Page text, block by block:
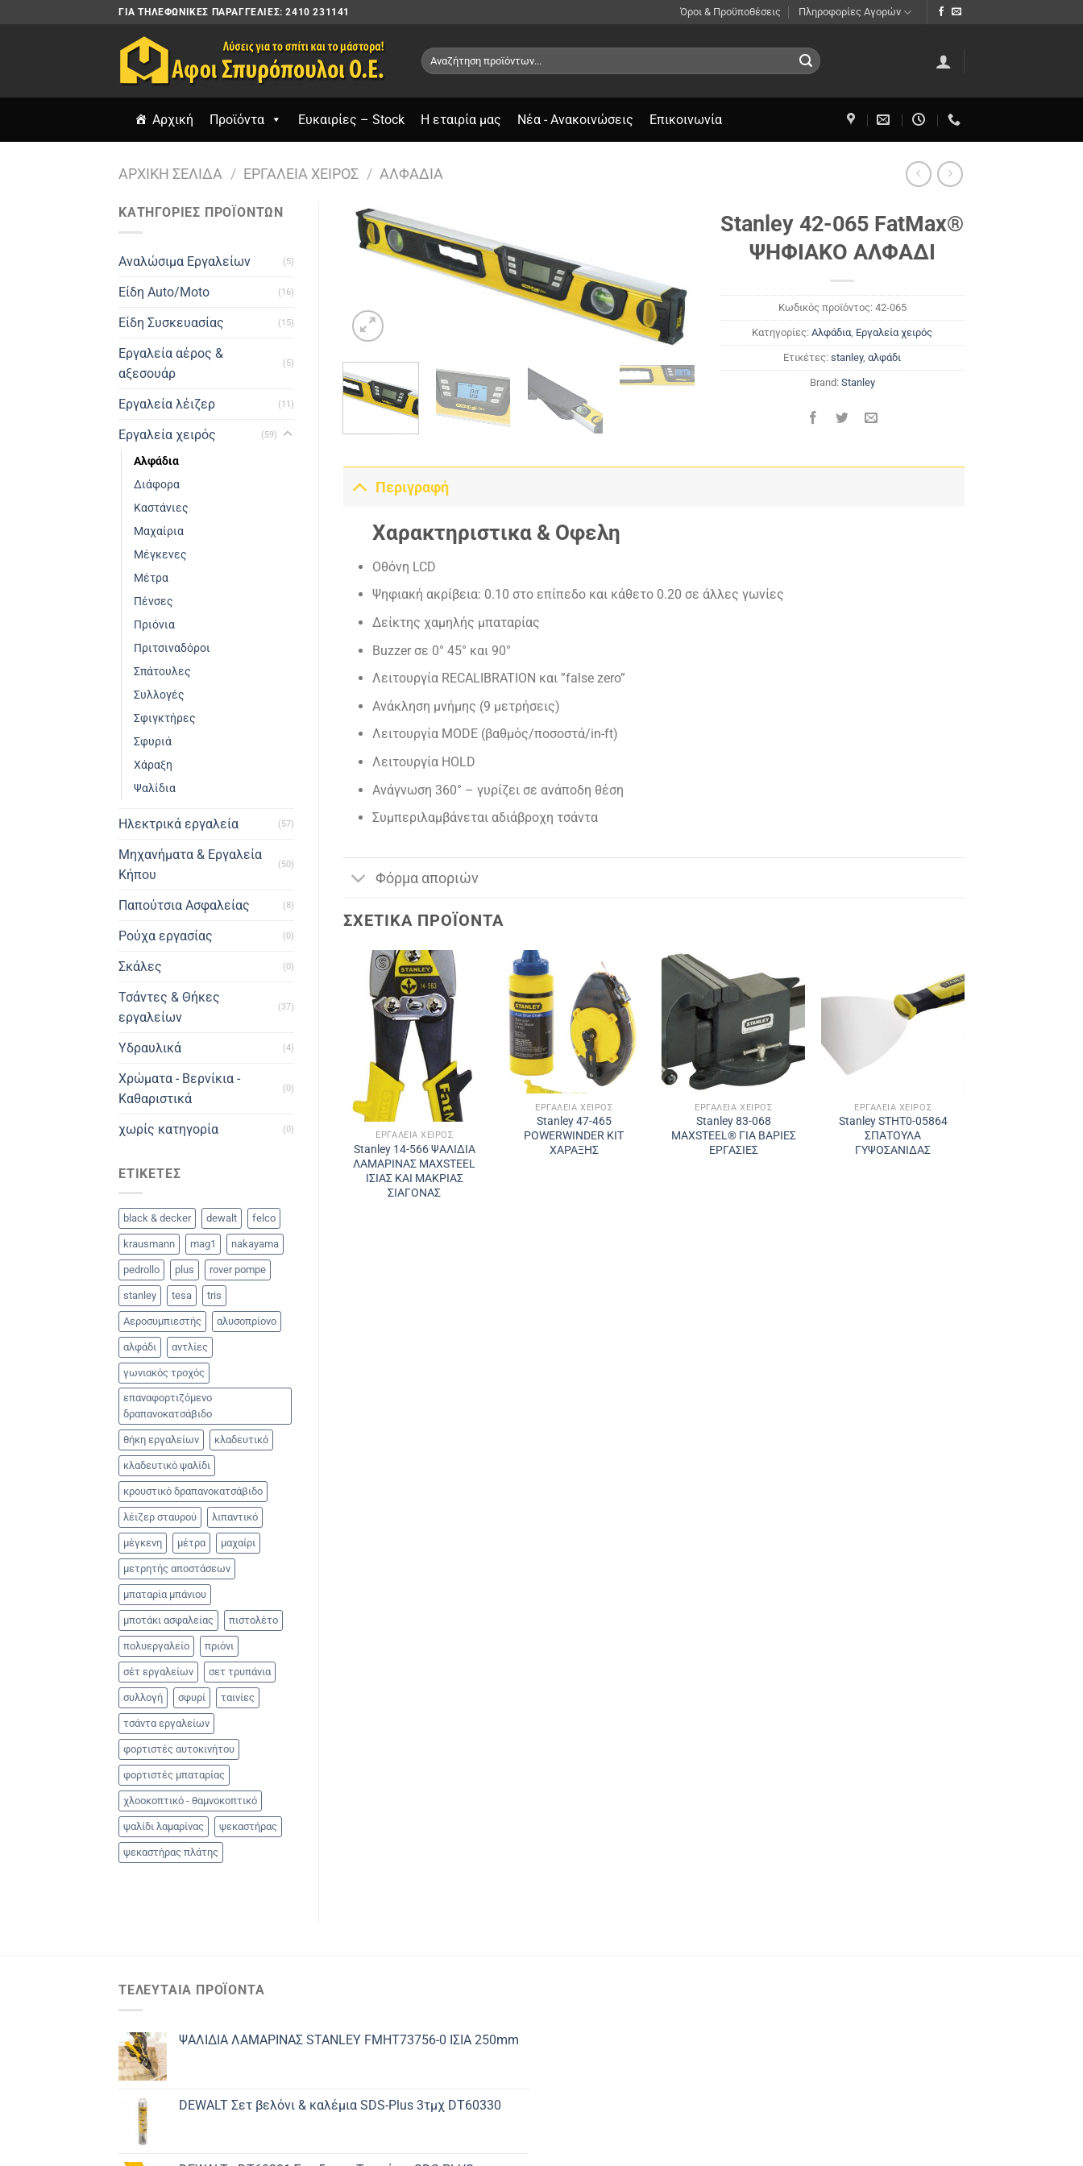
ΓΙΑ ΤΗΛΕΦΩΝΙΚΈΣ ΠΑΡΑΓΓΕΛΊΕΣ: 2410 231141 Όροι & Προϋποθέσεις Πληροφορίες Αγορών
Αναζήτηση
για:
Αρχική Προϊόντα Ευκαιρίες – Stock Η εταιρία μας Νέα - Ανακοινώσεις Επικοινωνία
ΑΡΧΙΚΉ ΣΕΛΊΔΑ / ΕΡΓΑΛΕΊΑ ΧΕΙΡΌΣ / ΑΛΦΆΔΙΑ
ΚΑΤΗΓΟΡΙΕΣ ΠΡΟΪΟΝΤΩΝ
Αναλώσιμα Εργαλείων (5)
Είδη Auto/Moto (16)
Είδη Συσκευασίας (15)
Εργαλεία αέρος &
αξεσουάρ
(5)
Εργαλεία λέιζερ (11)
Εργαλεία χειρός (59)
Αλφάδια
Διάφορα
Καστάνιες
Μαχαίρια
Μέγκενες
Μέτρα
Πένσες
Πριόνια
Πριτσιναδόροι
Σπάτουλες
Συλλογές
Σφιγκτήρες
Σφυριά
Χάραξη
Ψαλίδια
Ηλεκτρικά εργαλεία (57)
Μηχανήματα & Εργαλεία
Κήπου
(50)
Παπούτσια Ασφαλείας (8)
Ρούχα εργασίας (0)
Σκάλες (0)
Τσάντες & Θήκες
εργαλείων
(37)
Υδραυλικά (4)
Χρώματα - Βερνίκια -
Καθαριστικά
(0)
χωρίς κατηγορία (0)
ΕΤΙΚΈΤΕΣ
black & decker dewalt felco
krausmann mag1 nakayama
pedrollo plus rover pompe
stanley tesa tris
Αεροσυμπιεστής αλυσοπρίονο
αλφάδι αντλίες
γωνιακός τροχός
επαναφορτιζόμενο
δραπανοκατσάβιδο
θήκη εργαλείων κλαδευτικό
κλαδευτικό ψαλίδι
κρουστικό δραπανοκατσάβιδο
λέιζερ σταυρού λιπαντικό
μέγκενη μέτρα μαχαίρι
μετρητής αποστάσεων
μπαταρία μπάνιου
μποτάκι ασφαλείας πιστολέτο
πολυεργαλείο πριόνι
σέτ εργαλείων σετ τρυπάνια
συλλογή σφυρί ταινίες
τσάντα εργαλείων
φορτιστές αυτοκινήτου
φορτιστές μπαταρίας
χλοοκοπτικό - θαμνοκοπτικό
ψαλίδι λαμαρίνας ψεκαστήρας
ψεκαστήρας πλάτης
Stanley 42-065 FatMax®
ΨΗΦΙΑΚΟ ΑΛΦΑΔΙ
Κωδικός προϊόντος: 42-065
Κατηγορίες:Αλφάδια, Εργαλεία χειρός
Ετικέτες:stanley,αλφάδι
Brand: Stanley
Περιγραφή
Χαρακτηριστικα & Οφελη
Οθόνη LCD
Ψηφιακή ακρίβεια: 0.10 στο επίπεδο και κάθετο 0.20 σε άλλες γωνίες
Δείκτης χαμηλής μπαταρίας
Buzzer σε 0° 45° και 90°
Λειτουργία RECALIBRATION και ”false zero”
Ανάκληση μνήμης (9 μετρήσεις)
Λειτουργία MODE (βαθμός/ποσοστά/in-ft)
Λειτουργία HOLD
Ανάγνωση 360° – γυρίζει σε ανάποδη θέση
Συμπεριλαμβάνεται αδιάβροχη τσάντα
Φόρμα αποριών
ΣΧΕΤΙΚΆ ΠΡΟΪΌΝΤΑ
ΕΡΓΑΛΕΊΑ ΧΕΙΡΌΣ
Stanley 14-566 ΨΑΛΙΔΙΑ
ΛΑΜΑΡΙΝΑΣ MAXSTEEL
ΙΣΙΑΣ ΚΑΙ ΜΑΚΡΙΑΣ
ΣΙΑΓΟΝΑΣ
ΕΡΓΑΛΕΊΑ ΧΕΙΡΌΣ
Stanley 47-465
POWERWINDER ΚΙΤ
ΧΑΡΑΞΗΣ
ΕΡΓΑΛΕΊΑ ΧΕΙΡΌΣ
Stanley 83-068
MAXSTEEL® ΓΙΑ ΒΑΡΙΕΣ
ΕΡΓΑΣΙΕΣ
ΕΡΓΑΛΕΊΑ ΧΕΙΡΌΣ
Stanley STHT0-05864
ΣΠΑΤΟΥΛΑ
ΓΥΨΟΣΑΝΙΔΑΣ
ΤΕΛΕΥΤΑΊΑ ΠΡΟΪΌΝΤΑ
ΨΑΛΙΔΙΑ ΛΑΜΑΡΙΝΑΣ STANLEY FMHT73756-0 ΙΣΙΑ 250mm
DEWALT Σετ βελόνι & καλέμια SDS-Plus 3τμχ DT60330